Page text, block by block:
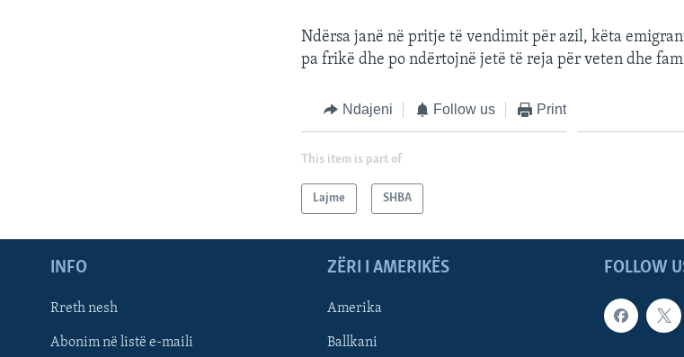
Ndërsa janë në pritje të vendimit për azil, këta
pa frikë dhe po ndërtojnë jetë të reja për veten dhe
Ndajeni Follow us Print
This item is part of
Lajme SHBA
FOLLOW
INFO
Rreth nesh
Abonim në listë e-maili
ZËRI I AMERIKËS
Amerika
Ballkani